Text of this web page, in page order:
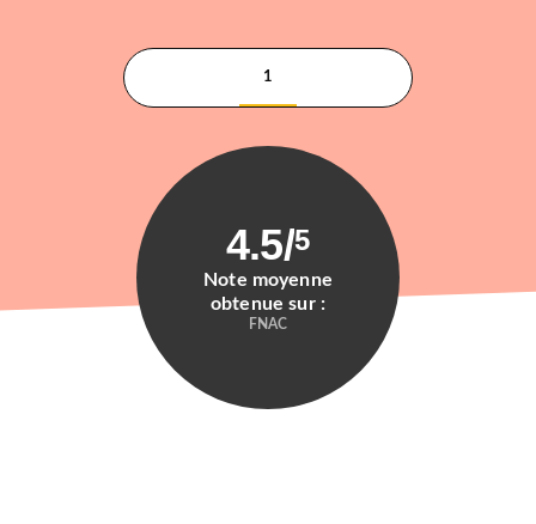
1
4.5/5
Note moyenne
obtenue sur :
FNAC